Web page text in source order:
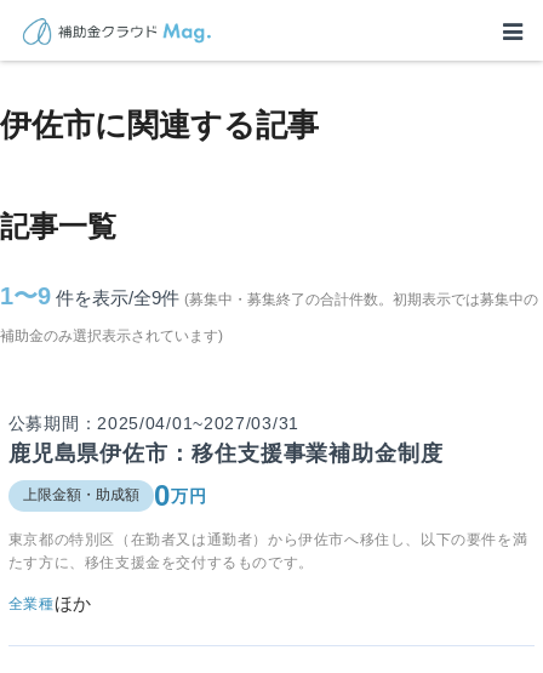
TOP > 補助金・助成金詳細>鹿児島県
伊佐市に関連する記事
記事一覧
1〜9 件を表示/全9件 (募集中・募集終了の合計件数。初期表示では募集中の
補助金のみ選択表示されています)
公募期間：2025/04/01~2027/03/31
鹿児島県伊佐市：移住支援事業補助金制度
上限金額・助成額 0万円
東京都の特別区（在勤者又は通勤者）から伊佐市へ移住し、以下の要件を満
たす方に、移住支援金を交付するものです。
全業種ほか